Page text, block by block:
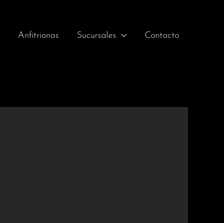
Anfitrionas Sucursales Contacto